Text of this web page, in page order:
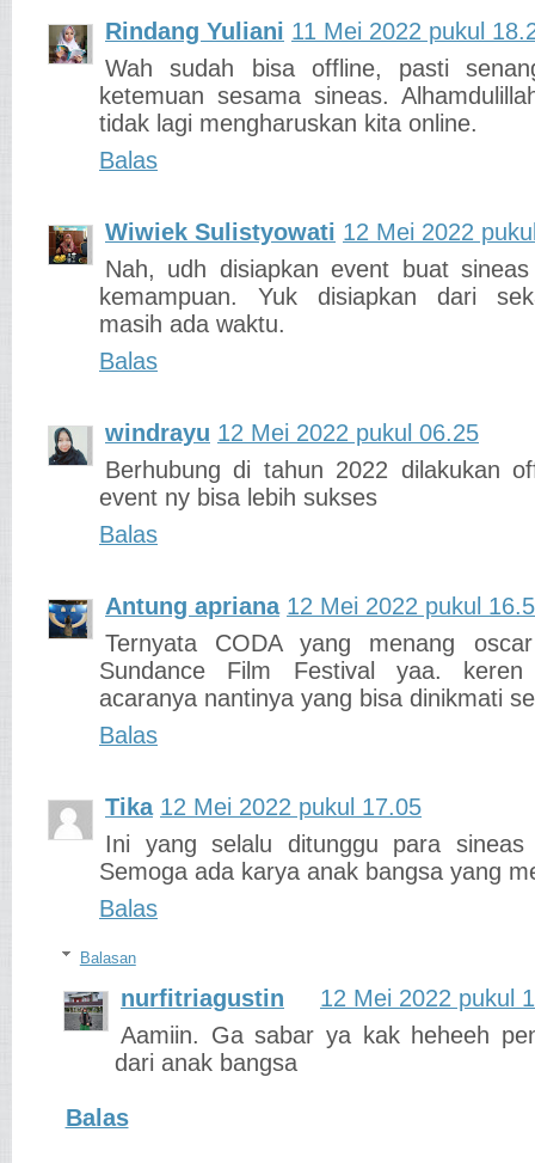
Rindang Yuliani 11 Mei 2022 pukul
Wah sudah bisa offline, pasti
ketemuan sesama sineas.
tidak lagi mengharuskan kita online.
Balas
Wiwiek Sulistyowati 12 Mei 2022
Nah, udh disiapkan event buat
kemampuan. Yuk disiapkan dari
masih ada waktu.
Balas
windrayu 12 Mei 2022 pukul 06.25
Berhubung di tahun 2022 dilakukan
event ny bisa lebih sukses
Balas
Antung apriana 12 Mei 2022 pukul
Ternyata CODA yang menang
Sundance Film Festival yaa. keren
acaranya nantinya yang bisa dinikmati
Balas
Tika 12 Mei 2022 pukul 17.05
Ini yang selalu ditunggu para
Semoga ada karya anak bangsa yang
Balas
Balasan
nurfitriagustin
12 Mei 2022 pukul
Aamiin. Ga sabar ya kak heheeh
dari anak bangsa
Balas